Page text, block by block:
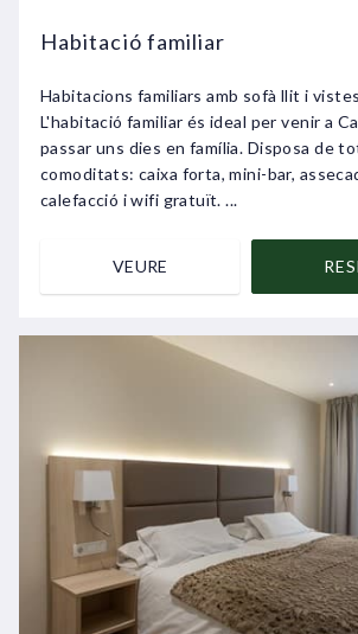
Habitació familiar
Habitacions familiars amb sofà llit i
L'habitació familiar és ideal per venir a
passar uns dies en família. Disposa de
comoditats: caixa forta, mini-bar,
calefacció i wifi gratuït. ...
VEURE